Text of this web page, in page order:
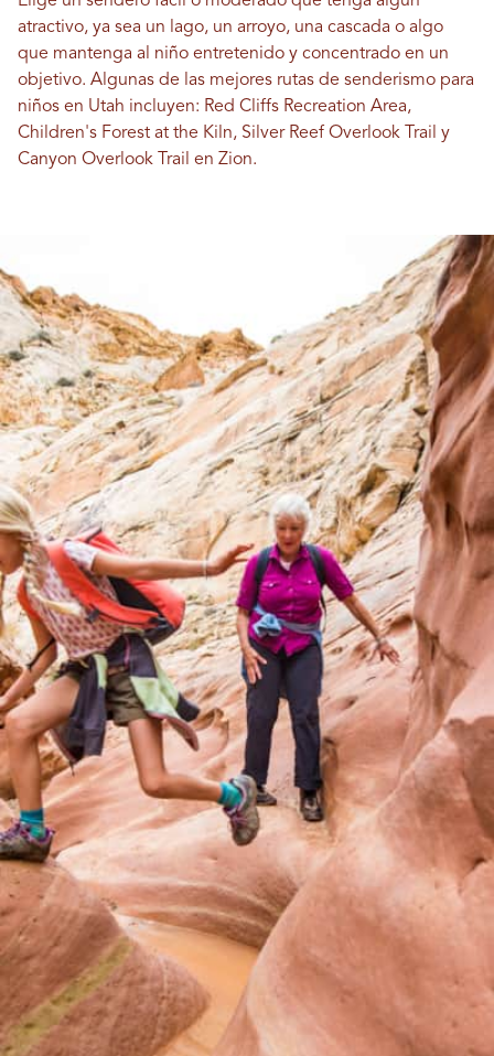
atractivo, ya sea un lago, un arroyo, una cascada o algo
que mantenga al niño entretenido y concentrado en un
objetivo. Algunas de las mejores rutas de senderismo para
niños en Utah incluyen: Red Cliffs Recreation Area,
Children's Forest at the Kiln, Silver Reef Overlook Trail y
Canyon Overlook Trail en Zion.